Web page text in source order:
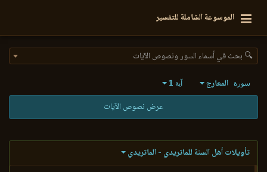
الموسوعة الشاملة للتفسير
🔍 بحث في أسماء السور ونصوص الآيات
سورة المعارج آية 1
عرض نصوص الآيات
تأويلات أهل السنة للماتريدي - الماتريدي